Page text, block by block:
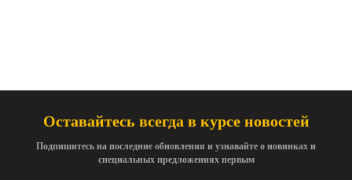
Оставайтесь всегда в курсе новостей
Подпишитесь на последние обновления и узнавайте о новинках и
специальных предложениях первым